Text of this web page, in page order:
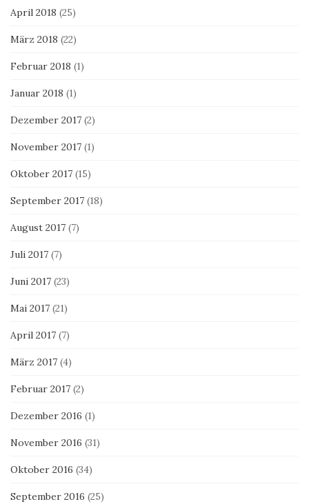
April 2018 (25)
März 2018 (22)
Februar 2018 (1)
Januar 2018 (1)
Dezember 2017 (2)
November 2017 (1)
Oktober 2017 (15)
September 2017 (18)
August 2017 (7)
Juli 2017 (7)
Juni 2017 (23)
Mai 2017 (21)
April 2017 (7)
März 2017 (4)
Februar 2017 (2)
Dezember 2016 (1)
November 2016 (31)
Oktober 2016 (34)
September 2016 (25)